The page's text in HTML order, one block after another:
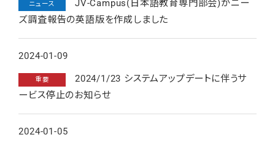
ニュース
JV-Campus(日本語教育専門部会)がニー
ズ調査報告の英語版を作成しました
2024-01-09
重要
2024/1/23 システムアップデートに伴うサ
ービス停止のお知らせ
2024-01-05